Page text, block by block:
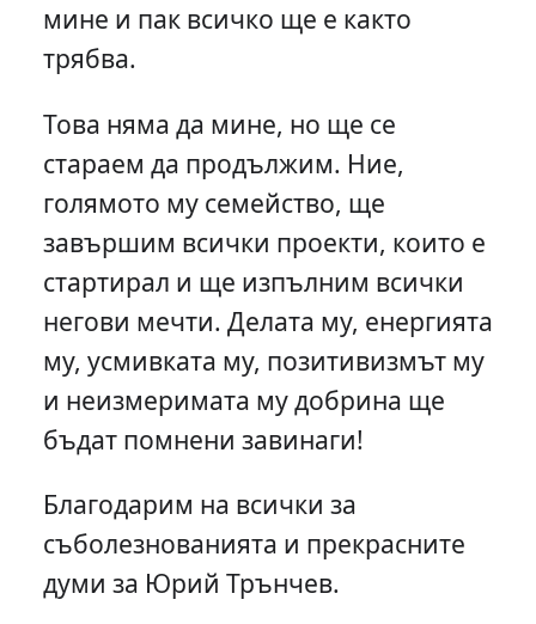
мине и пак всичко ще е както
трябва.
Това няма да мине, но ще се
стараем да продължим. Ние,
голямото му семейство, ще
завършим всички проекти, които е
стартирал и ще изпълним всички
негови мечти. Делата му, енергията
му, усмивката му, позитивизмът му
и неизмеримата му добрина ще
бъдат помнени завинаги!
Благодарим на всички за
съболезнованията и прекрасните
думи за Юрий Трънчев.